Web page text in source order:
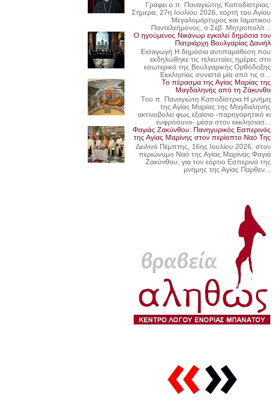
Γράφει ο π. Παναγιώτης Καποδίστριας
Σήμερα, 27η Ιουλίου 2026, εορτή του Αγίου
Μεγαλομάρτυρος και Ιαματικού
Παντελεήμονος, ο Σεβ. Μητροπολίτ...
Ο ηγούμενος Νικάνωρ εγκαλεί δημόσια τον
Πατριάρχη Βουλγαρίας Δανιήλ
Εισαγωγή Η δημόσια αντιπαράθεση που
εκδηλώθηκε τις τελευταίες ημέρες στο
εσωτερικό της Βουλγαρικής Ορθόδοξης
Εκκλησίας συνιστά μία από τις σ...
Το πέρασμα της Αγίας Μαρίας της
Μαγδαληνής από τη Ζάκυνθο
Του π. Παναγιώτη Καποδίστρια Η μνήμη
της Αγίας Μαρίας της Μαγδαληνής
ακτινοβολεί φως εξαίσιο -παρηγορητικό κι
ευφρόσυνο- μέσα στον εκκλησιασ...
Φαγιάς Ζακύνθου: Πανηγυρικός Εσπερινός
της Αγίας Μαρίνης στον περίοπτο Ναό Της
Δειλινό Πέμπτης, 16ης Ιουλίου 2026, στον
περιώνυμο Ναό της Αγίας Μαρίνας Φαγιά
Ζακύνθου, για τον εόρτιο Εσπερινό της
μνήμης της Αγίας Παρθεν...